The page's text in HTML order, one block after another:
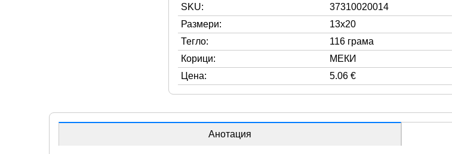
SKU:
37310020014
Размери:
13x20
Тегло:
116 грама
Корици:
МЕКИ
Цена:
5.06 €
Анотация